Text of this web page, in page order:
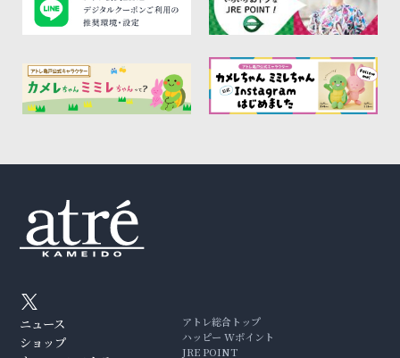
ニュース
ショップ
アトレ総合トップ
ハッピー Wポイント
JRE POINT